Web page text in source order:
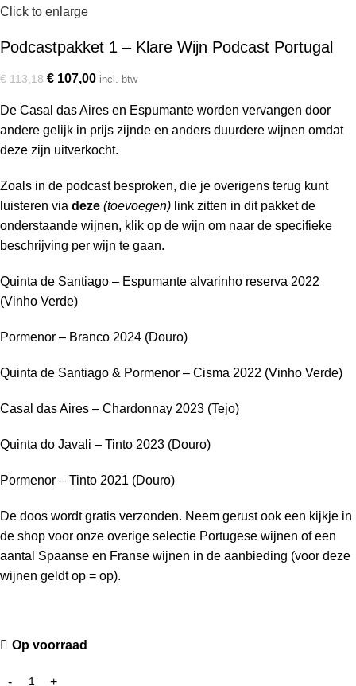
Click to enlarge
Podcastpakket 1 – Klare Wijn Podcast Portugal
€113,18 € 107,00 incl. btw
De Casal das Aires en Espumante worden vervangen door
andere gelijk in prijs zijnde en anders duurdere wijnen omdat
deze zijn uitverkocht.
Zoals in de podcast besproken, die je overigens terug kunt
luisteren via deze (toevoegen) link zitten in dit pakket de
onderstaande wijnen, klik op de wijn om naar de specifieke
beschrijving per wijn te gaan.
Quinta de Santiago – Espumante alvarinho reserva 2022
(Vinho Verde)
Pormenor – Branco 2024 (Douro)
Quinta de Santiago & Pormenor – Cisma 2022 (Vinho Verde)
Casal das Aires – Chardonnay 2023 (Tejo)
Quinta do Javali – Tinto 2023 (Douro)
Pormenor – Tinto 2021 (Douro)
De doos wordt gratis verzonden. Neem gerust ook een kijkje in
de shop voor onze overige selectie Portugese wijnen of een
aantal Spaanse en Franse wijnen in de aanbieding (voor deze
wijnen geldt op = op).
Op voorraad